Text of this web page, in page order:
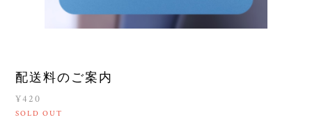
配送料のご案内
¥420
SOLD OUT